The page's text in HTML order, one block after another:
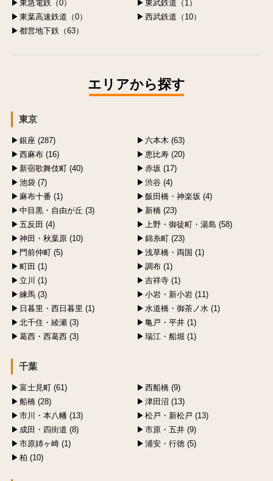
東急電鉄（0）
東武鉄道（1）
東葉高速鉄道（0）
西武鉄道（10）
都営地下鉄（63）
エリアから探す
東京
銀座 (287)
六本木 (63)
西麻布 (16)
恵比寿 (20)
新宿歌舞伎町 (40)
赤坂 (17)
池袋 (7)
渋谷 (4)
麻布十番 (1)
飯田橋・神楽坂 (4)
中目黒・自由が丘 (3)
新橋 (23)
五反田 (4)
上野・御徒町・湯島 (58)
神田・秋葉原 (10)
錦糸町 (23)
門前仲町 (5)
浅草橋・両国 (1)
町田 (1)
調布 (1)
立川 (1)
吉祥寺 (1)
練馬 (3)
小岩・新小岩 (11)
日暮里・西日暮里 (1)
水道橋・御茶ノ水 (1)
北千住・綾瀬 (3)
亀戸・平井 (1)
葛西・西葛西 (3)
瑞江・船堀 (1)
千葉
富士見町 (61)
西船橋 (9)
船橋 (28)
津田沼 (13)
市川・本八幡 (13)
松戸・新松戸 (13)
成田・四街道 (8)
市原・五井 (9)
市原姉ヶ崎 (1)
浦安・行徳 (5)
柏 (10)